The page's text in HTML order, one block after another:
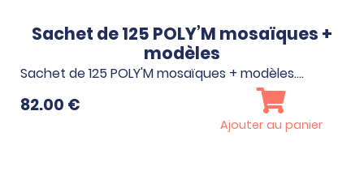
Sachet de 125 POLY’M mosaïques +
modèles
Sachet de 125 POLY'M mosaïques + modèles.…
82.00 €
Ajouter au panier